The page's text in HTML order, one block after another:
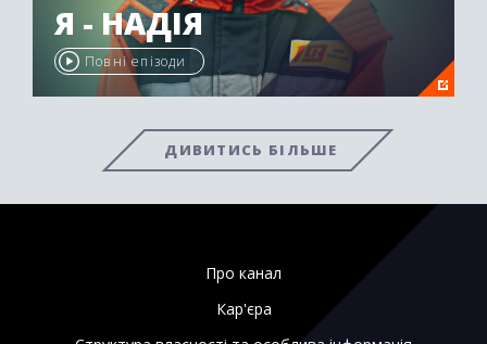
Я - НАДІЯ
Повні епізоди
ДИВИТИСЬ БІЛЬШЕ
Про канал
Кар'єра